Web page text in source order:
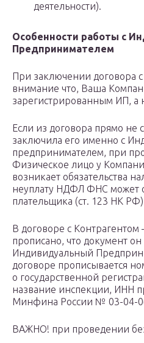
деятельности).
Особенности работы с
Предпринимателем
При заключении договора
внимание что, Ваша
зарегистрированным ИП, а
Если из договора прямо не
заключила его именно с
предпринимателем, при
Физическое лицо у
возникает обязательства
неуплату НДФЛ ФНС может
плательщика (ст. 123 НК
В договоре с
прописано, что документ
Индивидуальный
договоре прописывается
о государственной
название инспекции, ИНН
Минфина России № 03-04-
ВАЖНО! при проведении